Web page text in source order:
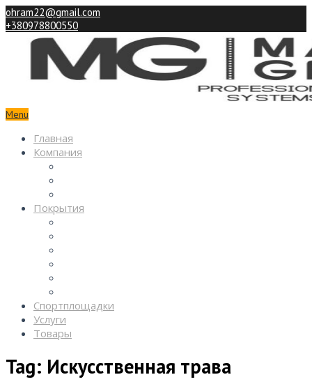
ohram22@gmail.com
+380978800550
Menu
Главная
Компания
Покрытия
Спортплощадки
Услуги
Товары
Tag: Искусственная трава